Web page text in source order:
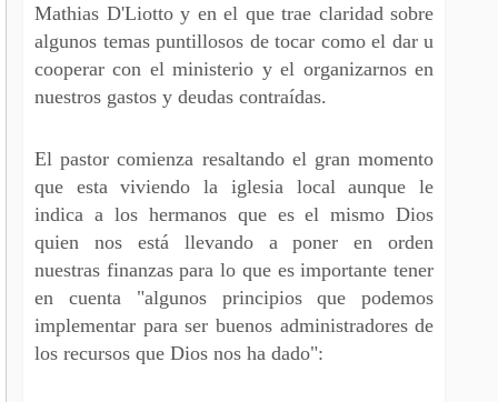
Mathias D'Liotto y en el que trae claridad sobre
algunos temas puntillosos de tocar como el dar u
cooperar con el ministerio y el organizarnos en
nuestros gastos y deudas contraídas.
El pastor comienza resaltando el gran momento
que esta viviendo la iglesia local aunque le
indica a los hermanos que es el mismo Dios
quien nos está llevando a poner en orden
nuestras finanzas para lo que es importante tener
en cuenta "algunos principios que podemos
implementar para ser buenos administradores de
los recursos que Dios nos ha dado":